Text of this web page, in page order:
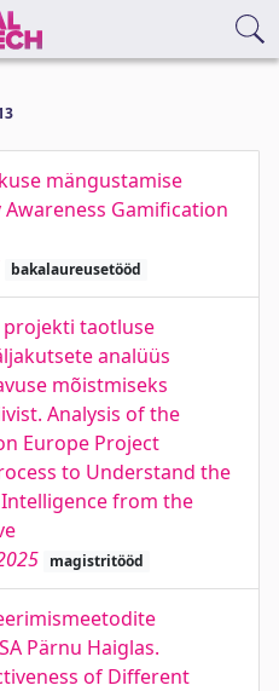
mängustamise
Gamification
bakalaureusetööd
taotluse
analüüs
mõistmiseks
Analysis of the
Europe Project
to Understand the
from the
magistritööd
Pärnu Haiglas.
of Different